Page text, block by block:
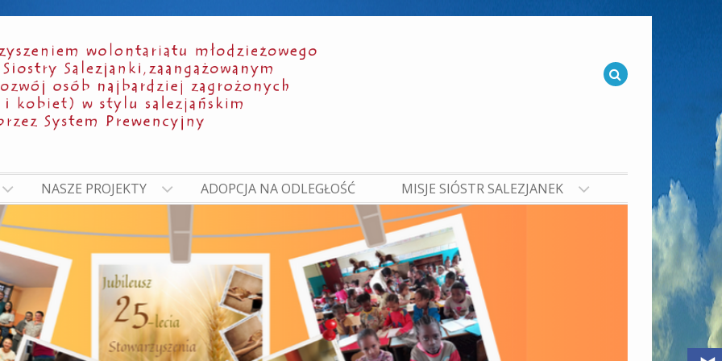
NASZE PROJEKTY ADOPCJA NA ODLEGŁOŚĆ MISJE SIÓSTR SALEZJANEK